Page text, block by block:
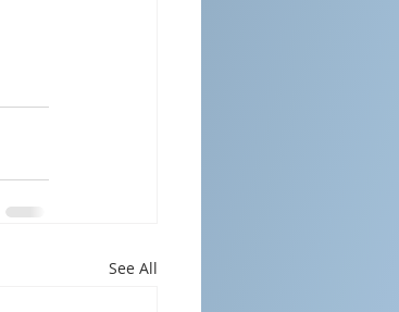
See All